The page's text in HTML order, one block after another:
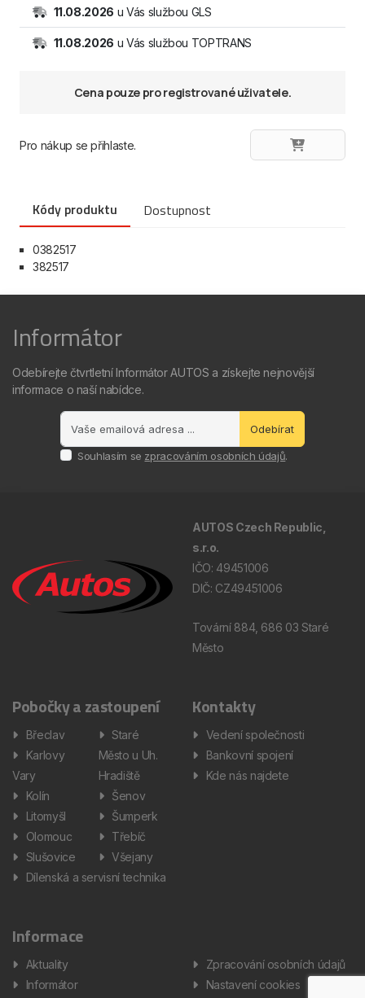
11.08.2026 u Vás službou GLS
11.08.2026 u Vás službou TOPTRANS
Cena pouze pro registrované uživatele.
Pro nákup se přihlaste.
Kódy produktu Dostupnost
0382517
382517
Informátor
Odebírejte čtvrtletní Informátor AUTOS a získejte nejnovější
informace o naší nabídce.
Odebírat
Souhlasím se zpracováním osobních údajů.
AUTOS Czech Republic,
s.r.o.
IČO: 49451006
DIČ: CZ49451006
Tovární 884, 686 03 Staré
Město
Pobočky a zastoupení
Břeclav
Karlovy
Vary
Kolín
Litomyšl
Olomouc
Slušovice
Staré
Město u Uh.
Hradiště
Šenov
Šumperk
Třebíč
Všejany
Dílenská a servisní technika
Kontakty
Vedení společnosti
Bankovní spojení
Kde nás najdete
Informace
Aktuality
Informátor
Zpracování osobních údajů
Nastavení cookies